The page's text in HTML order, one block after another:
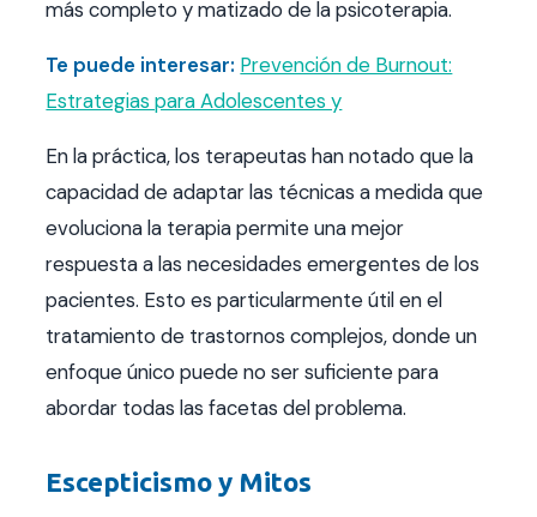
más completo y matizado de la psicoterapia.
Te puede interesar: Prevención de Burnout:
Estrategias para Adolescentes y
En la práctica, los terapeutas han notado que la
capacidad de adaptar las técnicas a medida que
evoluciona la terapia permite una mejor
respuesta a las necesidades emergentes de los
pacientes. Esto es particularmente útil en el
tratamiento de trastornos complejos, donde un
enfoque único puede no ser suficiente para
abordar todas las facetas del problema.
Escepticismo y Mitos